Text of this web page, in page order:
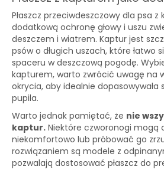
Płaszcz przeciwdeszczowy dla psa
dodatkową ochronę głowy i uszu
deszczem i wiatrem. Kaptur jest
psów o długich uszach, które łatwo
spaceru w deszczową pogodę.
kapturem, warto zwrócić uwagę na
okrycia, aby idealnie dopasowywała
pupila.
Warto jednak pamiętać, że nie
kaptur. Niektóre czworonogi mogą
niekomfortowo lub próbować go
rozwiązaniem są modele z
pozwalają dostosować płaszcz do